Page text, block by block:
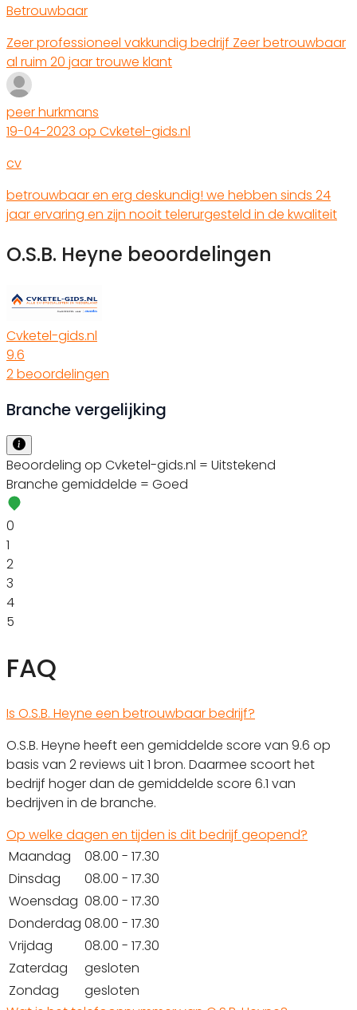
Betrouwbaar
Zeer professioneel vakkundig bedrijf Zeer betrouwbaar
al ruim 20 jaar trouwe klant
peer hurkmans
19-04-2023 op Cvketel-gids.nl
cv
betrouwbaar en erg deskundig! we hebben sinds 24
jaar ervaring en zijn nooit telerurgesteld in de kwaliteit
O.S.B. Heyne beoordelingen
Cvketel-gids.nl
9.6
2 beoordelingen
Branche vergelijking
Beoordeling op Cvketel-gids.nl = Uitstekend
Branche gemiddelde = Goed
0
1
2
3
4
5
FAQ
Is O.S.B. Heyne een betrouwbaar bedrijf?
O.S.B. Heyne heeft een gemiddelde score van 9.6 op
basis van 2 reviews uit 1 bron. Daarmee scoort het
bedrijf hoger dan de gemiddelde score 6.1 van
bedrijven in de branche.
Op welke dagen en tijden is dit bedrijf geopend?
Maandag
08.00 - 17.30
Dinsdag
08.00 - 17.30
Woensdag 08.00 - 17.30
Donderdag 08.00 - 17.30
Vrijdag
08.00 - 17.30
Zaterdag
gesloten
Zondag
gesloten